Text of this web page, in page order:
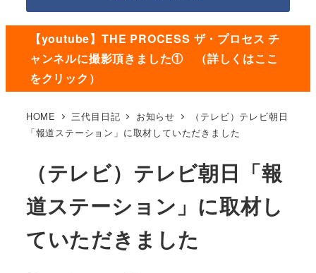
【youtube】THE PROCESS ザ・プロセス チ
ャンネルに撮影頂きました① （詳しくはここ
をクリック）
HOME 三代目日記 お知らせ
（テレビ）テレビ朝日
「報道ステーション」に取材していただきました
（テレビ）テレビ朝日「報
道ステーション」に取材し
ていただきました